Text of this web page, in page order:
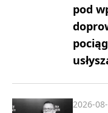
pod
2026-